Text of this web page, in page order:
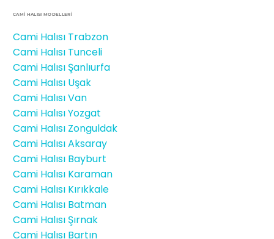
CAMİ HALISI MODELLERI
Cami Halısı Trabzon
Cami Halısı Tunceli
Cami Halısı Şanlıurfa
Cami Halısı Uşak
Cami Halısı Van
Cami Halısı Yozgat
Cami Halısı Zonguldak
Cami Halısı Aksaray
Cami Halısı Bayburt
Cami Halısı Karaman
Cami Halısı Kırıkkale
Cami Halısı Batman
Cami Halısı Şırnak
Cami Halısı Bartın